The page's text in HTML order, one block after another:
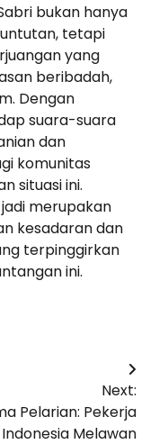
bukan hanya
tetapi
yang
beribadah,
Dengan
suara-suara
dan
komunitas
situasi ini.
merupakan
kesadaran dan
terpinggirkan
ini.
Next:
Pelarian: Pekerja
Melawan